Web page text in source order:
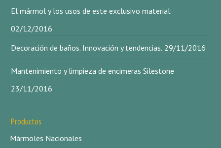
El mármol y los usos de este exclusivo material.
02/12/2016
Decoración de baños. Innovación y tendencias. 29/11/2016
Mantenimiento y limpieza de encimeras Silestone
23/11/2016
Productos
Mármoles Nacionales